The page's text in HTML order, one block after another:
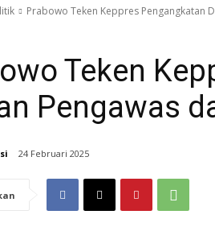
Prabowo Teken Keppres Pengangkatan
Teken
Pengawas
24 Februari 2025